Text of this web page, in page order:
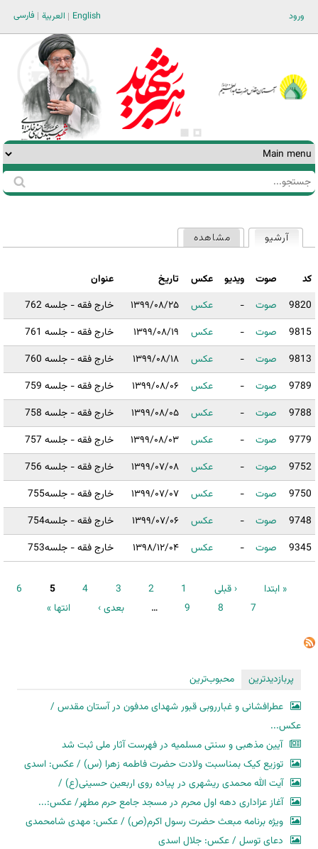
ورود فارسی العربية English
فرم
جستجو
اولیه
آرشیو(لبه فعال)مشاهده
کد صوت ویدیو عکس تاریخ
عنوان
9820
صوت - عکس ۱۳۹۹/۰۸/۲۵
خارج فقه - جلسه 762
9815
صوت - عکس ۱۳۹۹/۰۸/۱۹
خارج فقه - جلسه 761
9813
صوت - عکس ۱۳۹۹/۰۸/۱۸
خارج فقه - جلسه 760
9789
صوت - عکس ۱۳۹۹/۰۸/۰۶
خارج فقه - جلسه 759
9788
صوت - عکس ۱۳۹۹/۰۸/۰۵
خارج فقه - جلسه 758
9779
صوت - عکس ۱۳۹۹/۰۸/۰۳
خارج فقه - جلسه 757
9752
صوت - عکس ۱۳۹۹/۰۷/۰۸
خارج فقه - جلسه 756
9750
صوت - عکس ۱۳۹۹/۰۷/۰۷
خارج فقه - جلسه755
9748
صوت - عکس ۱۳۹۹/۰۷/۰۶
خارج فقه - جلسه754
9345
صوت - عکس ۱۳۹۸/۱۲/۰۴ خارج فقه - جلسه753
« ابتدا ‹ قبلی 1
2
3
4
5
6
7
8
9
… بعدی › انتها »
پربازدیدترین
محبوب‌ترین
عطرافشانی و غبارروبی قبور شهدای مدفون در آستان مقدس /
عکس...
آیین مذهبی و سنتی مسلمیه در فهرست آثار ملی ثبت شد
توزیع کیک بمناسبت ولادت حضرت فاطمه زهرا (س) / عکس: اسدی
آیت الله محمدی ریشهری در پیاده روی اربعین حسینی(ع) /
آغاز عزاداری دهه اول محرم در مسجد جامع حرم مطهر/ عکس:...
ویژه برنامه مبعث حضرت رسول اکرم(ص) / عکس: مهدی شامحمدی
دعای توسل / عکس: جلال اسدی